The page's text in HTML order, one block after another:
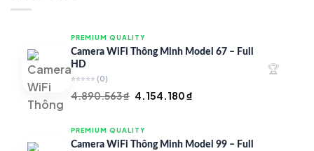
PREMIUM QUALITY
Camera WiFi Thông Minh Model 67 – Full
HD
⭐⭐⭐⭐⭐ (0)
4.890.563₫ Giá
là:
4.890.563 ₫.
4.154.180₫
là:
🏆
PREMIUM QUALITY
Camera WiFi Thông Minh Model 99 – Full